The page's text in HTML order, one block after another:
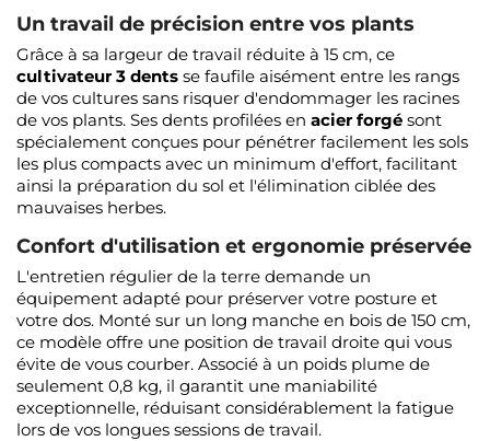
Un travail de précision entre vos plants
Grâce à sa largeur de travail réduite à 15 cm, ce
cultivateur 3 dents se faufile aisément entre les rangs
de vos cultures sans risquer d'endommager les racines
de vos plants. Ses dents profilées en acier forgé sont
spécialement conçues pour pénétrer facilement les sols
les plus compacts avec un minimum d'effort, facilitant
ainsi la préparation du sol et l'élimination ciblée des
mauvaises herbes.
Confort d'utilisation et ergonomie préservée
L'entretien régulier de la terre demande un
équipement adapté pour préserver votre posture et
votre dos. Monté sur un long manche en bois de 150 cm,
ce modèle offre une position de travail droite qui vous
évite de vous courber. Associé à un poids plume de
seulement 0,8 kg, il garantit une maniabilité
exceptionnelle, réduisant considérablement la fatigue
lors de vos longues sessions de travail.